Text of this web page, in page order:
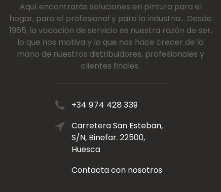
Aquí encontrarás soluciones en pintura para el
hogar, para el profesional y para la industria... Desde
1965, la vocación de servicio es nuestra razón de ser,
lo que nos motiva y lo que nos hace crecer de la
mano de nuestros distribuidores, profesionales y
clientes finales.
+34 974 428 339
Carretera San Esteban,
S/N, Binefar. 22500,
Huesca
Contacta con nosotros